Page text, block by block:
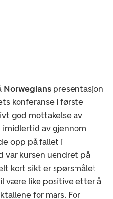
Norwegians presentasjon
konferanse i første
god mottakelse av
imidlertid av gjennom
opp på fallet i
var kursen uendret på
kort sikt er spørsmålet
være like positive etter å
for mars. For